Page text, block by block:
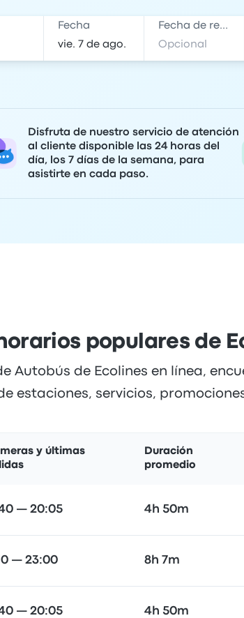
Fecha Fecha de regreso
Disfruta de nuestro servicio de atención
al cliente disponible las 24 horas del
día, los 7 días de la semana, para
asistirte en cada paso.
populares de
Autobús de Ecolines en línea,
estaciones, servicios,
y últimas
Duración
promedio
— 20:05 4h 50m
— 23:00 8h 7m
— 20:05 4h 50m